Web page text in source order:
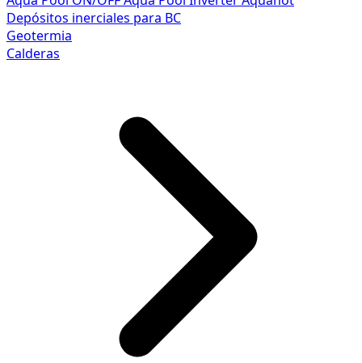
Depósitos inerciales para BC
Geotermia
Calderas